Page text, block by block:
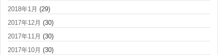
2018年1月 (29)
2017年12月 (30)
2017年11月 (30)
2017年10月 (30)